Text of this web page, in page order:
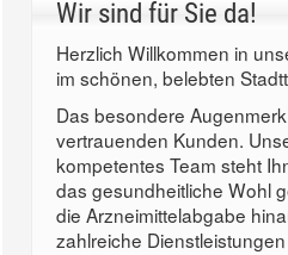
Wir sind für Sie da!
Herzlich Willkommen in
im schönen, belebten
Das besondere
vertrauenden Kunden.
kompetentes Team steht
das gesundheitliche Wohl
die Arzneimittelabgabe
zahlreiche